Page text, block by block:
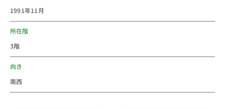
辺には「八王子市夜間救急診療所」という20時から23
時まで診療している病院もあり、いざという時にも安心
ば、八王子駅より西八王子駅の方が良いかと思います。
1991年11月
所在階
3階
向き
南西